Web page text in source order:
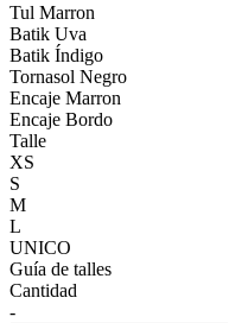
Tul Marron
Batik Uva
Batik Índigo
Tornasol Negro
Encaje Marron
Encaje Bordo
Talle
XS
S
M
L
UNICO
Guía de talles
Cantidad
-